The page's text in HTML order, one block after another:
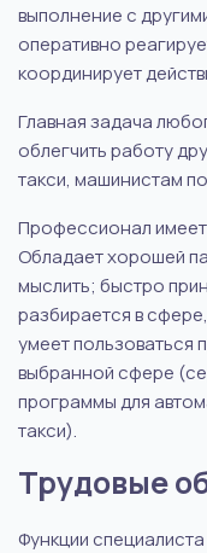
выполнение с
оперативно
координирует
Главная задача
облегчить работу
такси, машинистам
Профессионал
Обладает хорошей
мыслить; быстро
разбирается в
умеет
выбранной сфере
программы для
такси).
Трудовые
Функции